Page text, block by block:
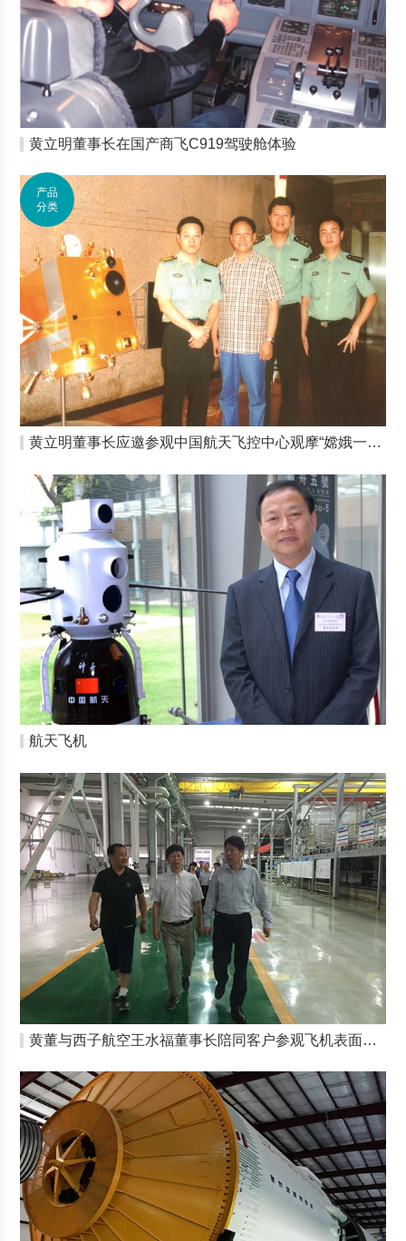
产品
分类
黄立明董事长在国产商飞C919驾驶舱体验
黄立明董事长应邀参观中国航天飞控中心观摩“嫦娥一号”发射
航天飞机
黄董与西子航空王水福董事长陪同客户参观飞机表面处理线